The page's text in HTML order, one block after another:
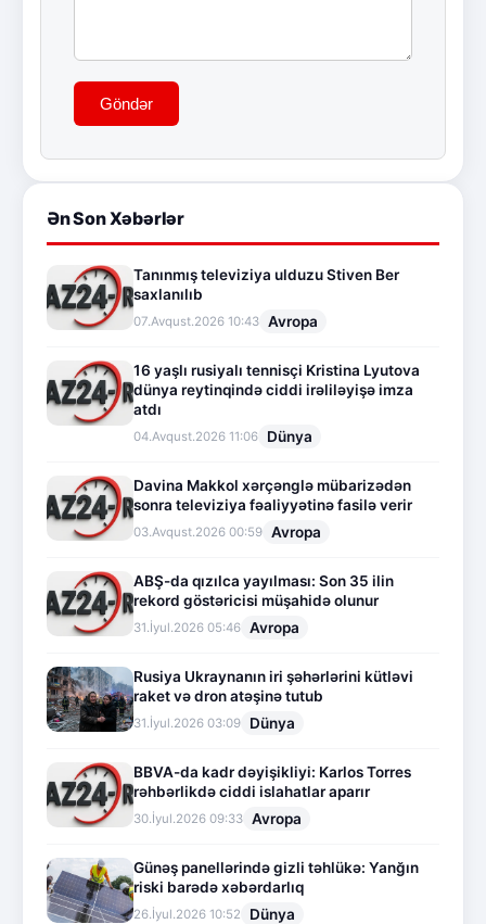
Göndər
Ən Son Xəbərlər
Tanınmış televiziya ulduzu Stiven Ber
saxlanılıb
07.Avqust.2026 10:43 Avropa
16 yaşlı rusiyalı tennisçi Kristina Lyutova
dünya reytinqində ciddi irəliləyişə imza
atdı
04.Avqust.2026 11:06 Dünya
Davina Makkol xərçənglə mübarizədən
sonra televiziya fəaliyyətinə fasilə verir
03.Avqust.2026 00:59 Avropa
ABŞ-da qızılca yayılması: Son 35 ilin
rekord göstəricisi müşahidə olunur
31.İyul.2026 05:46 Avropa
Rusiya Ukraynanın iri şəhərlərini kütləvi
raket və dron atəşinə tutub
31.İyul.2026 03:09 Dünya
BBVA-da kadr dəyişikliyi: Karlos Torres
rəhbərlikdə ciddi islahatlar aparır
30.İyul.2026 09:33 Avropa
Günəş panellərində gizli təhlükə: Yanğın
riski barədə xəbərdarlıq
26.İyul.2026 10:52 Dünya